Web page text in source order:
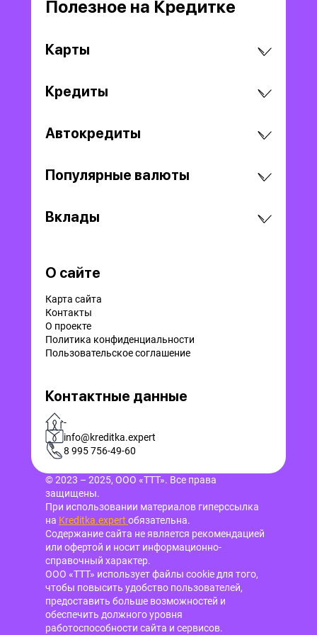
Полезное на Кредитке
Карты
Кредиты
Автокредиты
Популярные валюты
Вклады
О сайте
Карта сайта
Контакты
О проекте
Политика конфиденциальности
Пользовательское соглашение
Контактные данные
-
info@kreditka.expert
8 995 756-49-60
© 2023 – 2025, ООО «ТТТ». Все права
защищены.
При использовании материалов гиперссылка
на Kreditka.expert обязательна.
Содержание сайта не является рекомендацией
или офертой и носит информационно-
справочный характер.
ООО «ТТТ» использует файлы cookie для того,
чтобы повысить удобство пользователей,
предоставить больше возможностей и
обеспечить должного уровня
работоспособности сайта и сервисов.